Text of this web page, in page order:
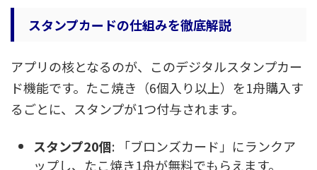
スタンプカードの仕組みを徹底解説
アプリの核となるのが、このデジタルスタンプカー
ド機能です。たこ焼き（6個入り以上）を1舟購入す
るごとに、スタンプが1つ付与されます。
スタンプ20個: 「ブロンズカード」にランクア
ップし、たこ焼き1舟が無料でもらえます。